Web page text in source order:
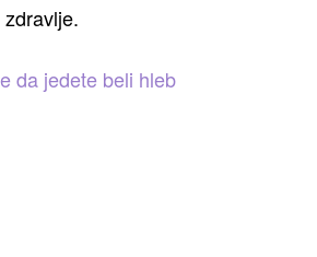
da jedete beli hleb